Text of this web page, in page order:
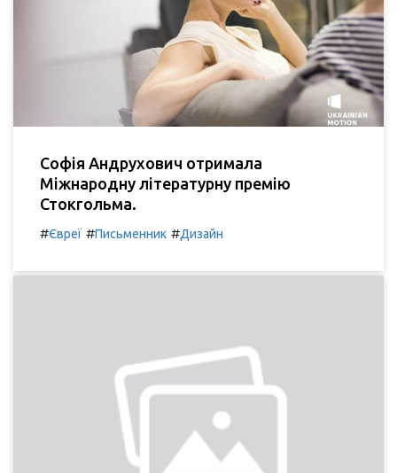
Софія Андрухович отримала
Міжнародну літературну премію
Стокгольма.
#Євреї #Письменник #Дизайн